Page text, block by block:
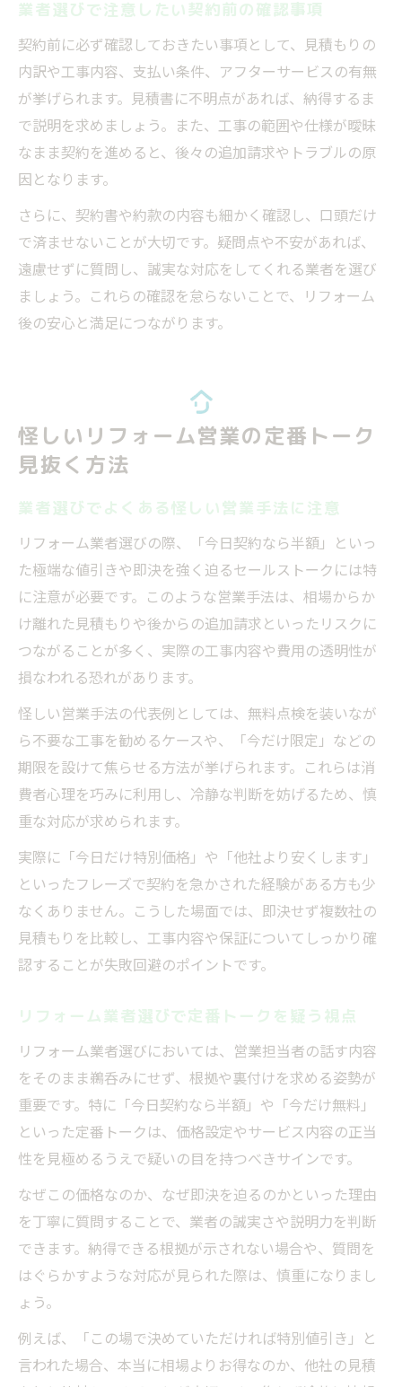
業者選びで注意したい契約前の確認事項
契約前に必ず確認しておきたい事項として、見積もりの
内訳や工事内容、支払い条件、アフターサービスの有無
が挙げられます。見積書に不明点があれば、納得するま
で説明を求めましょう。また、工事の範囲や仕様が曖昧
なまま契約を進めると、後々の追加請求やトラブルの原
因となります。
さらに、契約書や約款の内容も細かく確認し、口頭だけ
で済ませないことが大切です。疑問点や不安があれば、
遠慮せずに質問し、誠実な対応をしてくれる業者を選び
ましょう。これらの確認を怠らないことで、リフォーム
後の安心と満足につながります。
怪しいリフォーム営業の定番トーク
見抜く方法
業者選びでよくある怪しい営業手法に注意
リフォーム業者選びの際、「今日契約なら半額」といっ
た極端な値引きや即決を強く迫るセールストークには特
に注意が必要です。このような営業手法は、相場からか
け離れた見積もりや後からの追加請求といったリスクに
つながることが多く、実際の工事内容や費用の透明性が
損なわれる恐れがあります。
怪しい営業手法の代表例としては、無料点検を装いなが
ら不要な工事を勧めるケースや、「今だけ限定」などの
期限を設けて焦らせる方法が挙げられます。これらは消
費者心理を巧みに利用し、冷静な判断を妨げるため、慎
重な対応が求められます。
実際に「今日だけ特別価格」や「他社より安くします」
といったフレーズで契約を急かされた経験がある方も少
なくありません。こうした場面では、即決せず複数社の
見積もりを比較し、工事内容や保証についてしっかり確
認することが失敗回避のポイントです。
リフォーム業者選びで定番トークを疑う視点
リフォーム業者選びにおいては、営業担当者の話す内容
をそのまま鵜呑みにせず、根拠や裏付けを求める姿勢が
重要です。特に「今日契約なら半額」や「今だけ無料」
といった定番トークは、価格設定やサービス内容の正当
性を見極めるうえで疑いの目を持つべきサインです。
なぜこの価格なのか、なぜ即決を迫るのかといった理由
を丁寧に質問することで、業者の誠実さや説明力を判断
できます。納得できる根拠が示されない場合や、質問を
はぐらかすような対応が見られた際は、慎重になりまし
ょう。
例えば、「この場で決めていただければ特別値引き」と
言われた場合、本当に相場よりお得なのか、他社の見積